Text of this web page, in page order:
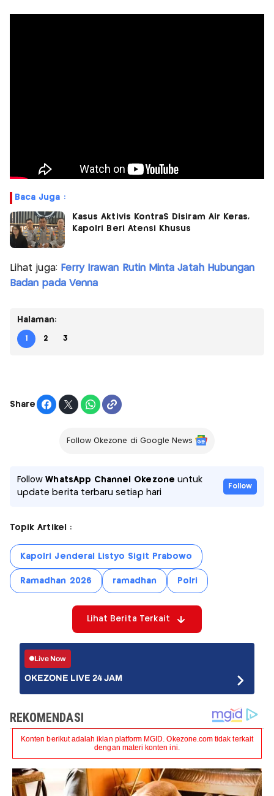
Baca Juga :
Kasus Aktivis KontraS Disiram Air Keras,
Kapolri Beri Atensi Khusus
Lihat juga: Ferry Irawan Rutin Minta Jatah Hubungan
Badan pada Venna
Halaman:
1 2 3
Share
Follow Okezone di Google News
FollowWhatsApp Channel Okezone untuk
update berita terbaru setiap hari
Follow
Topik Artikel :
Kapolri Jenderal Listyo Sigit Prabowo
Ramadhan 2026 ramadhan Polri
Lihat Berita Terkait
Live Now
OKEZONE LIVE 24 JAM